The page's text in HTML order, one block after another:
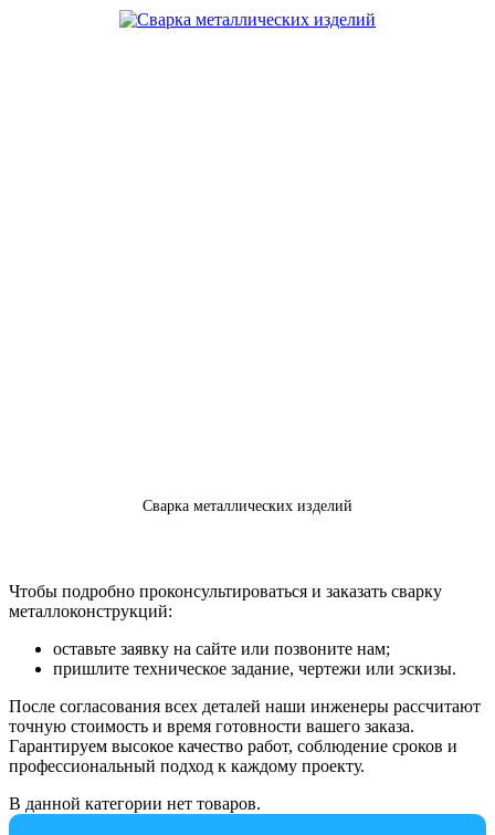
Сварка металлических изделий
Чтобы подробно проконсультироваться и заказать сварку
металлоконструкций:
оставьте заявку на сайте или позвоните нам;
пришлите техническое задание, чертежи или эскизы.
После согласования всех деталей наши инженеры рассчитают
точную стоимость и время готовности вашего заказа.
Гарантируем высокое качество работ, соблюдение сроков и
профессиональный подход к каждому проекту.
В данной категории нет товаров.